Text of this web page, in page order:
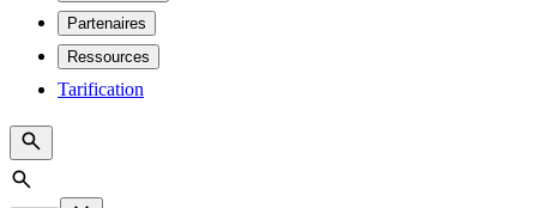
Partenaires
Ressources
Tarification
Search